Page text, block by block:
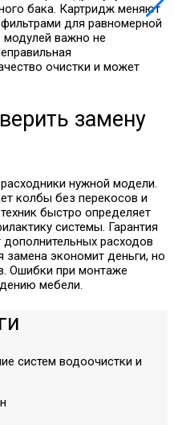
бака. Картридж меняют
для равномерной
модулей важно не
очистки и может
замену
нужной модели.
колбы без перекосов и
быстро определяет
системы. Гарантия
расходов
замена экономит деньги, но
Ошибки при монтаже
мебели.
систем водоочистки и